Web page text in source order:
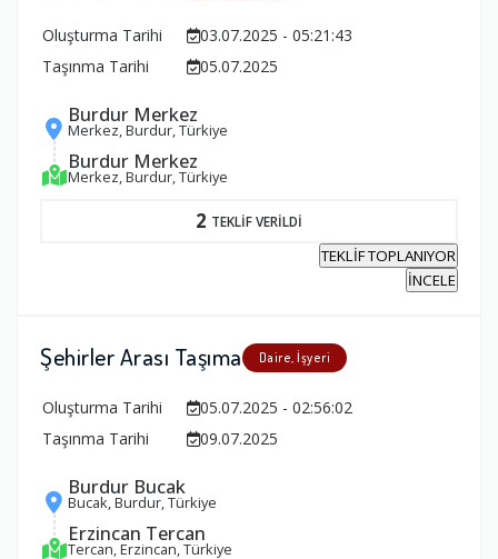
Oluşturma Tarihi
03.07.2025 - 05:21:43
Taşınma Tarihi
05.07.2025
Burdur Merkez
Merkez, Burdur, Türkiye
Burdur Merkez
Merkez, Burdur, Türkiye
2 TEKLİF VERİLDİ
TEKLİF TOPLANIYOR
İNCELE
Şehirler Arası Taşıma Daire, İşyeri
Oluşturma Tarihi
05.07.2025 - 02:56:02
Taşınma Tarihi
09.07.2025
Burdur Bucak
Bucak, Burdur, Türkiye
Erzincan Tercan
Tercan, Erzincan, Türkiye